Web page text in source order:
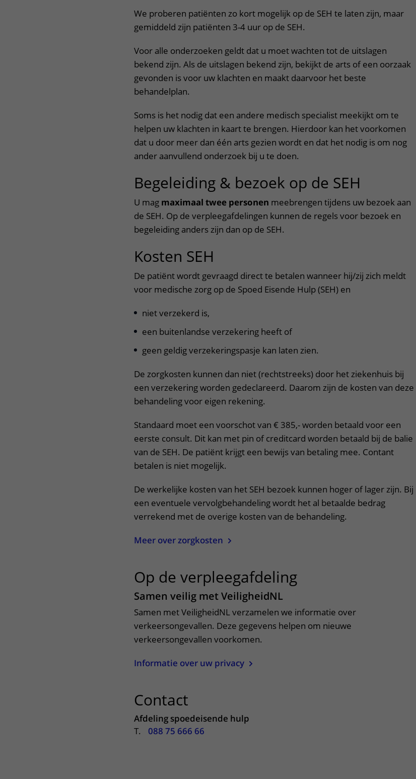
We proberen patiënten zo kort mogelijk op de SEH te laten zijn, maar
gemiddeld zijn patiënten 3-4 uur op de SEH.
Voor alle onderzoeken geldt dat u moet wachten tot de uitslagen
bekend zijn. Als de uitslagen bekend zijn, bekijkt de arts of een oorzaak
gevonden is voor uw klachten en maakt daarvoor het beste
behandelplan.
Soms is het nodig dat een andere medisch specialist meekijkt om te
helpen uw klachten in kaart te brengen. Hierdoor kan het voorkomen
dat u door meer dan één arts gezien wordt en dat het nodig is om nog
ander aanvullend onderzoek bij u te doen.
Begeleiding & bezoek op de SEH
U mag maximaal twee personen meebrengen tijdens uw bezoek aan
de SEH. Op de verpleegafdelingen kunnen de regels voor bezoek en
begeleiding anders zijn dan op de SEH.
Kosten SEH
De patiënt wordt gevraagd direct te betalen wanneer hij/zij zich meldt
voor medische zorg op de Spoed Eisende Hulp (SEH) en
niet verzekerd is,
een buitenlandse verzekering heeft of
geen geldig verzekeringspasje kan laten zien.
De zorgkosten kunnen dan niet (rechtstreeks) door het ziekenhuis bij
een verzekering worden gedeclareerd. Daarom zijn de kosten van deze
behandeling voor eigen rekening.
Standaard moet een voorschot van € 385,- worden betaald voor een
eerste consult. Dit kan met pin of creditcard worden betaald bij de balie
van de SEH. De patiënt krijgt een bewijs van betaling mee. Contant
betalen is niet mogelijk.
De werkelijke kosten van het SEH bezoek kunnen hoger of lager zijn. Bij
een eventuele vervolgbehandeling wordt het al betaalde bedrag
verrekend met de overige kosten van de behandeling.
Meer over zorgkosten
Op de verpleegafdeling
Samen veilig met VeiligheidNL
Samen met VeiligheidNL verzamelen we informatie over
verkeersongevallen. Deze gegevens helpen om nieuwe
verkeersongevallen voorkomen.
Informatie over uw privacy
Contact
Afdeling spoedeisende hulp
T.
088 75 666 66